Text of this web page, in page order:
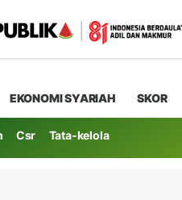
EKONOMI SYARIAH SKOR
Csr Tata-kelola